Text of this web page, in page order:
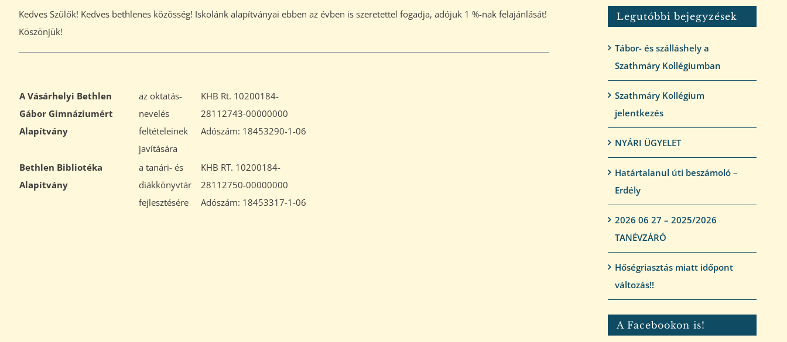
Kedves Szülők! Kedves bethlenes közösség! Iskolánk alapítványai ebben az évben is szeretettel fogadja, adójuk 1 %-nak felajánlását!
Köszönjük!
A Vásárhelyi Bethlen
Gábor Gimnáziumért
Alapítvány
az oktatás-
nevelés
feltételeinek
javítására
KHB Rt. 10200184-
28112743-00000000
Adószám: 18453290-1-06
Bethlen Bibliotéka
Alapítvány
a tanári- és
diákkönyvtár
fejlesztésére
KHB RT. 10200184-
28112750-00000000
Adószám: 18453317-1-06
Legutóbbi bejegyzések
Tábor- és szálláshely a
Szathmáry Kollégiumban
Szathmáry Kollégium
jelentkezés
NYÁRI ÜGYELET
Határtalanul úti beszámoló –
Erdély
2026 06 27 – 2025/2026
TANÉVZÁRÓ
Hőségriasztás miatt időpont
változás!!
A Facebookon is!